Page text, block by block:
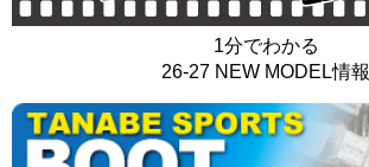
1分でわかる
26-27 NEW MODEL情報